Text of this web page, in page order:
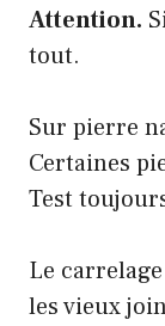
Attention.
tout.
Sur pierre
Certaines
Test
Le
les vieux